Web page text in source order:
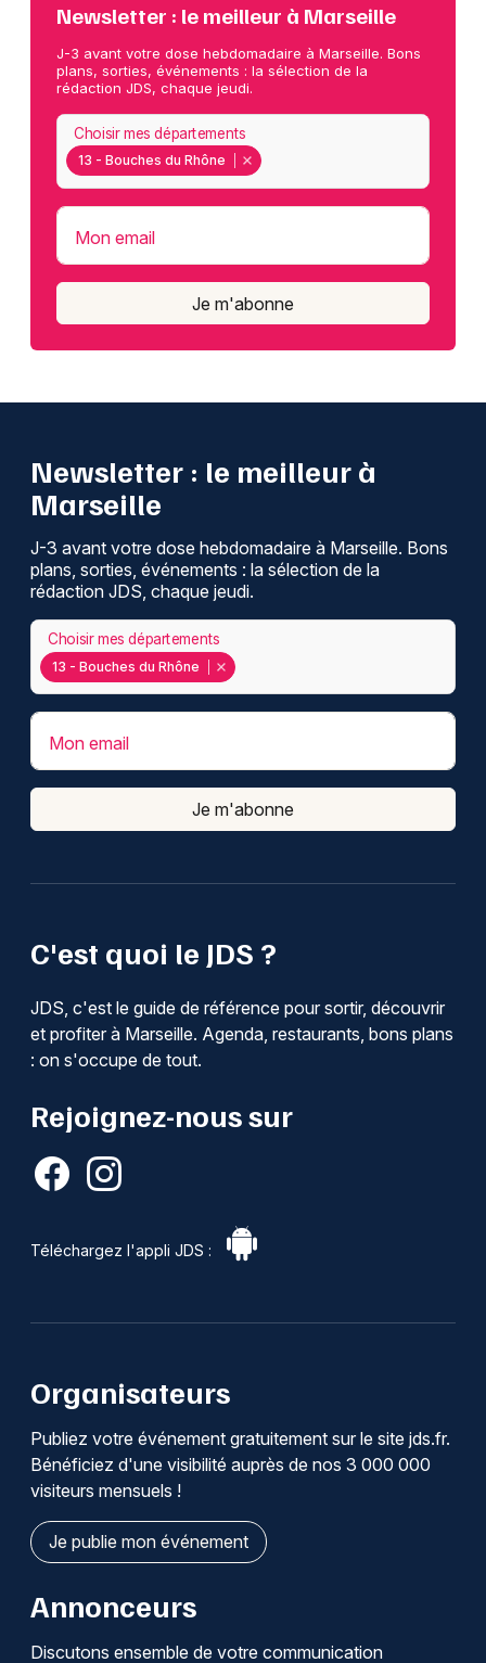
Newsletter : le meilleur à Marseille
J-3 avant votre dose hebdomadaire à Marseille. Bons
plans, sorties, événements : la sélection de la
rédaction JDS, chaque jeudi.
13 - Bouches du Rhône
Choisir mes départements
Mon email
Je m'abonne
C'est quoi le JDS ?
JDS, c'est le guide de référence pour sortir, découvrir
et profiter à Marseille. Agenda, restaurants, bons plans
: on s'occupe de tout.
Rejoignez-nous sur
Téléchargez l'appli JDS :
Newsletter : le meilleur à
Marseille
J-3 avant votre dose hebdomadaire à Marseille. Bons
plans, sorties, événements : la sélection de la
rédaction JDS, chaque jeudi.
13 - Bouches du Rhône
Choisir mes départements
Mon email
Je m'abonne
Organisateurs
Publiez votre événement gratuitement sur le site jds.fr.
Bénéficiez d'une visibilité auprès de nos 3 000 000
visiteurs mensuels !
Je publie mon événement
Annonceurs
Discutons ensemble de votre communication